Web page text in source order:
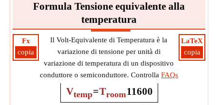
Formula Tensione equivalente alla
temperatura
Fx
copia
LaTeX
copia
Il Volt-Equivalente di Temperatura è la
variazione di tensione per unità di
variazione di temperatura di un dispositivo
conduttore o semiconduttore. Controlla FAQs
Vtemp=Troom11600